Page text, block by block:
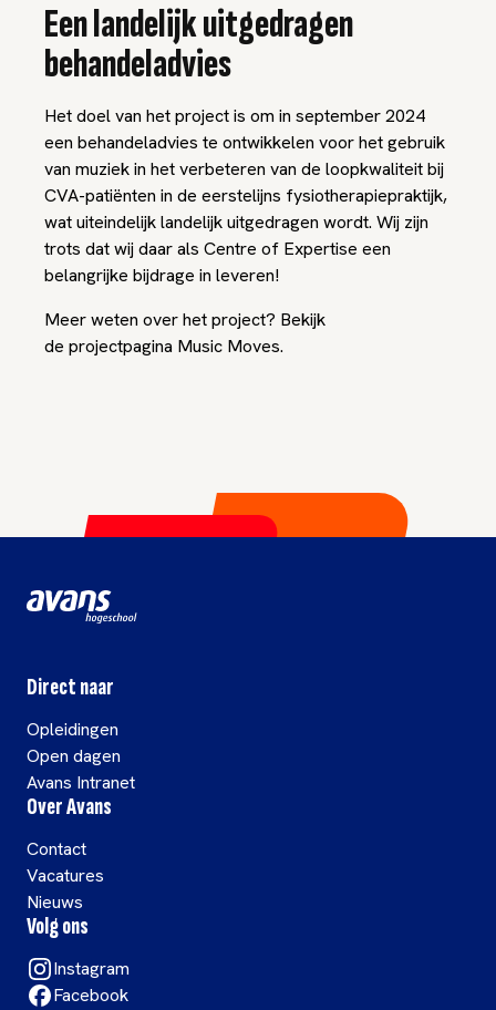
Een landelijk uitgedragen
behandeladvies
Het doel van het project is om in september 2024
een behandeladvies te ontwikkelen voor het gebruik
van muziek in het verbeteren van de loopkwaliteit bij
CVA-patiënten in de eerstelijns fysiotherapiepraktijk,
wat uiteindelijk landelijk uitgedragen wordt. Wij zijn
trots dat wij daar als Centre of Expertise een
belangrijke bijdrage in leveren!
Meer weten over het project? Bekijk
de projectpagina Music Moves.
Direct naar
Opleidingen
Open dagen
Avans Intranet
Over Avans
Contact
Vacatures
Nieuws
Volg ons
Instagram
Facebook